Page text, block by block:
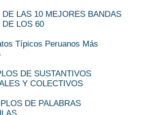
DE LAS 10 MEJORES BANDAS
DE LOS 60
Típicos Peruanos Más
DE SUSTANTIVOS
Y COLECTIVOS
DE PALABRAS